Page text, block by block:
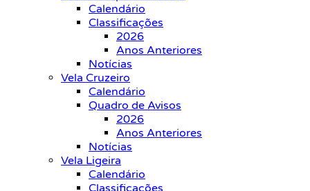
Calendário
Classificações
2026
Anos Anteriores
Notícias
Vela Cruzeiro
Calendário
Quadro de Avisos
2026
Anos Anteriores
Notícias
Vela Ligeira
Calendário
Classificações